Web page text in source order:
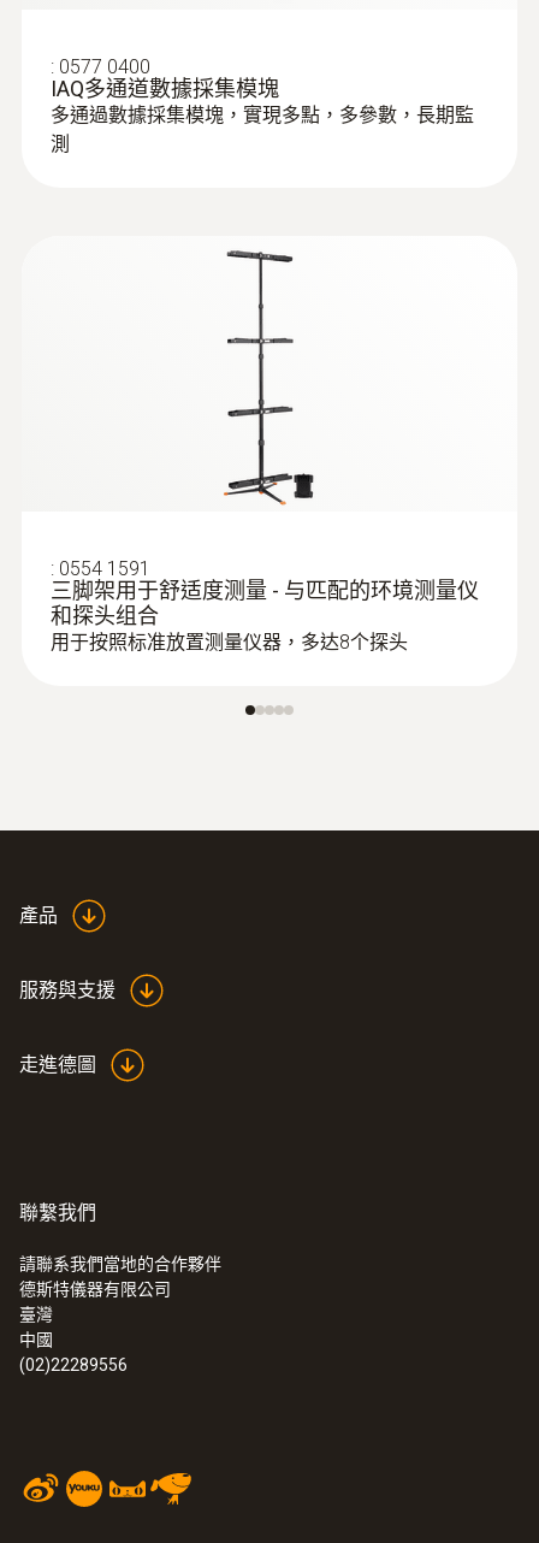
: 0577 0400
IAQ多通道數據採集模塊
多通過數據採集模塊，實現多點，多參數，長期監
測
: 0554 1591
三脚架用于舒适度测量 - 与匹配的环境测量仪
和探头组合
用于按照标准放置测量仪器，多达8个探头
產品
服務與支援
走進德圖
聯繫我們
請聯系我們當地的合作夥伴
德斯特儀器有限公司
臺灣
中國
(02)22289556